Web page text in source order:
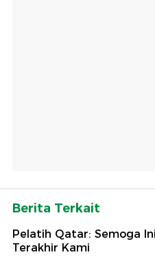
Berita Terkait
Pelatih Qatar: Semoga
Terakhir Kami